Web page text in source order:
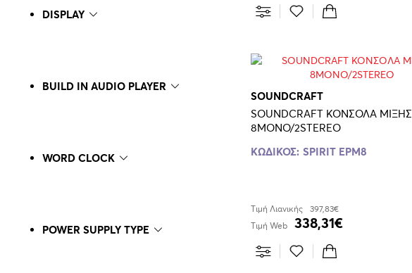
DISPLAY
BUILD IN AUDIO PLAYER
WORD CLOCK
POWER SUPPLY TYPE
SOUNDCRAFT
SOUNDCRAFT ΚΟΝΣΟΛΑ ΜΙΞΗΣ
8MONO/2STEREO
ΚΩΔΙΚΟΣ: SPIRIT EPM8
Τιμή Λιανικής
397,83€
Τιμή Web
338,31€